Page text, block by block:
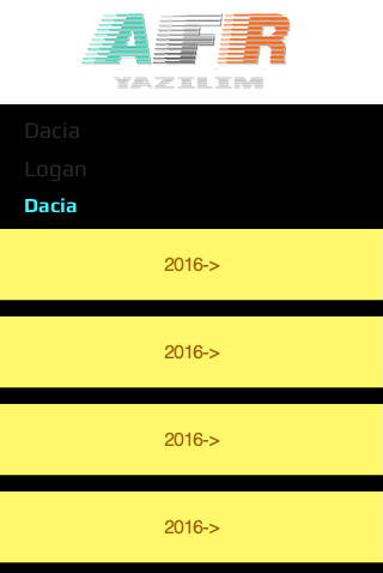
Dacia
Logan
Dacia
2016->
2016->
2016->
2016->